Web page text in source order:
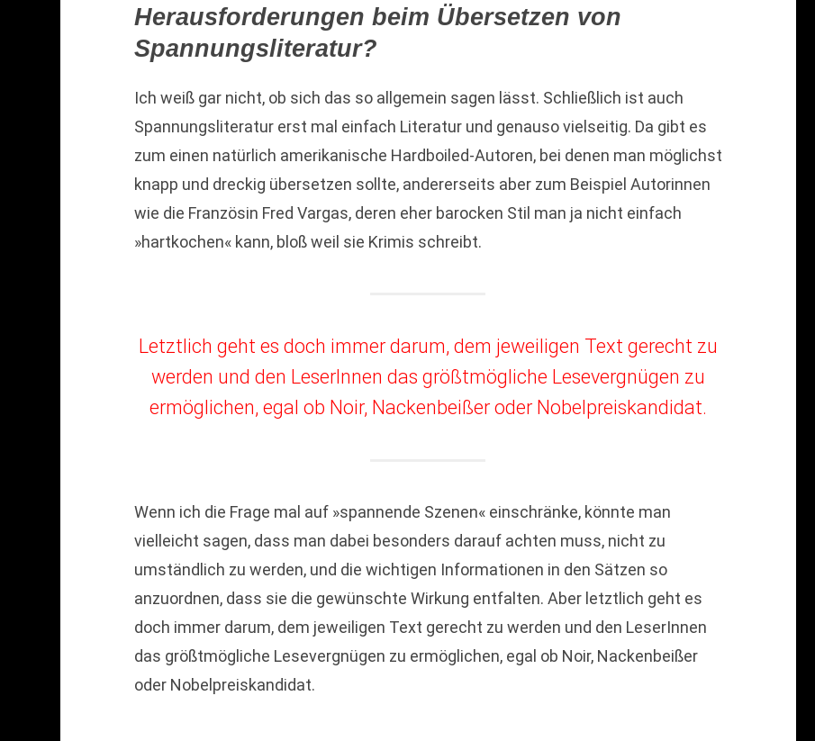
Herausforderungen beim Übersetzen von
Spannungsliteratur?
Ich weiß gar nicht, ob sich das so allgemein sagen lässt. Schließlich ist auch
Spannungsliteratur erst mal einfach Literatur und genauso vielseitig. Da gibt es
zum einen natürlich amerikanische Hardboiled-Autoren, bei denen man möglichst
knapp und dreckig übersetzen sollte, andererseits aber zum Beispiel Autorinnen
wie die Französin Fred Vargas, deren eher barocken Stil man ja nicht einfach
»hartkochen« kann, bloß weil sie Krimis schreibt.
Letztlich geht es doch immer darum, dem jeweiligen Text gerecht zu
werden und den LeserInnen das größtmögliche Lesevergnügen zu
ermöglichen, egal ob Noir, Nackenbeißer oder Nobelpreiskandidat.
Wenn ich die Frage mal auf »spannende Szenen« einschränke, könnte man
vielleicht sagen, dass man dabei besonders darauf achten muss, nicht zu
umständlich zu werden, und die wichtigen Informationen in den Sätzen so
anzuordnen, dass sie die gewünschte Wirkung entfalten. Aber letztlich geht es
doch immer darum, dem jeweiligen Text gerecht zu werden und den LeserInnen
das größtmögliche Lesevergnügen zu ermöglichen, egal ob Noir, Nackenbeißer
oder Nobelpreiskandidat.